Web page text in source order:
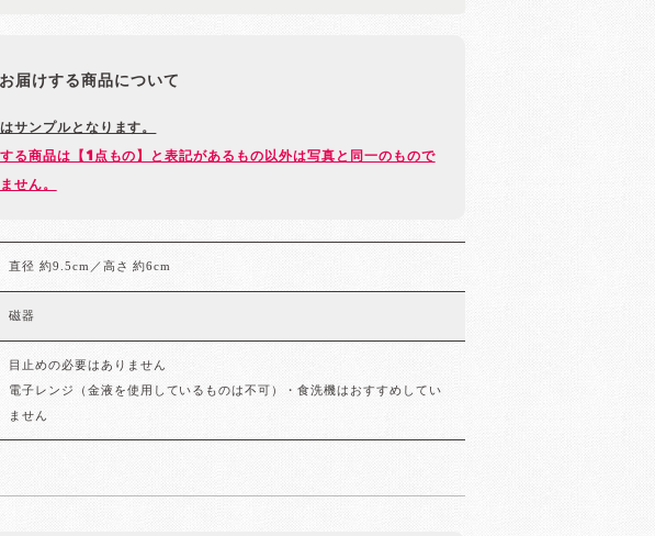
届けする商品について
サンプルとなります。
る商品は【1点もの】と表記があるもの以外は写真と同一のもので
せん。
直径 約9.5cm／高さ 約6cm
磁器
目止めの必要はありません
電子レンジ（金液を使用しているものは不可）・食洗機はおすすめしてい
ません